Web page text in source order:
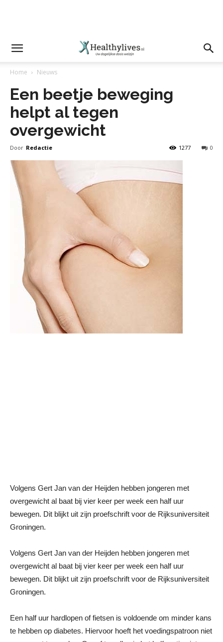
Home Nieuws
Een beetje beweging
helpt al tegen
overgewicht
Door Redactie 0
1277
Volgens Gert Jan van der Heijden hebben jongeren met
overgewicht al baat bij vier keer per week een half uur
bewegen. Dit blijkt uit zijn proefschrift voor de Rijksuniversiteit
Groningen.
Volgens Gert Jan van der Heijden hebben jongeren met
overgewicht al baat bij vier keer per week een half uur
bewegen. Dit blijkt uit zijn proefschrift voor de Rijksuniversiteit
Groningen.
Een half uur hardlopen of fietsen is voldoende om minder kans
te hebben op diabetes. Hiervoor hoeft het voedingspatroon niet